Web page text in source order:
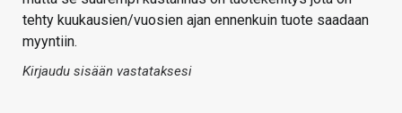
tehty kuukausien/vuosien ajan ennenkuin tuote saadaan
myyntiin.
Kirjaudu sisään vastataksesi